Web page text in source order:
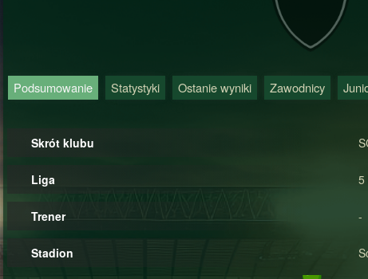
Podsumowanie Statystyki Ostanie wyniki Zawodnicy
Skrót klubu
Liga 5
Trener -
Stadion